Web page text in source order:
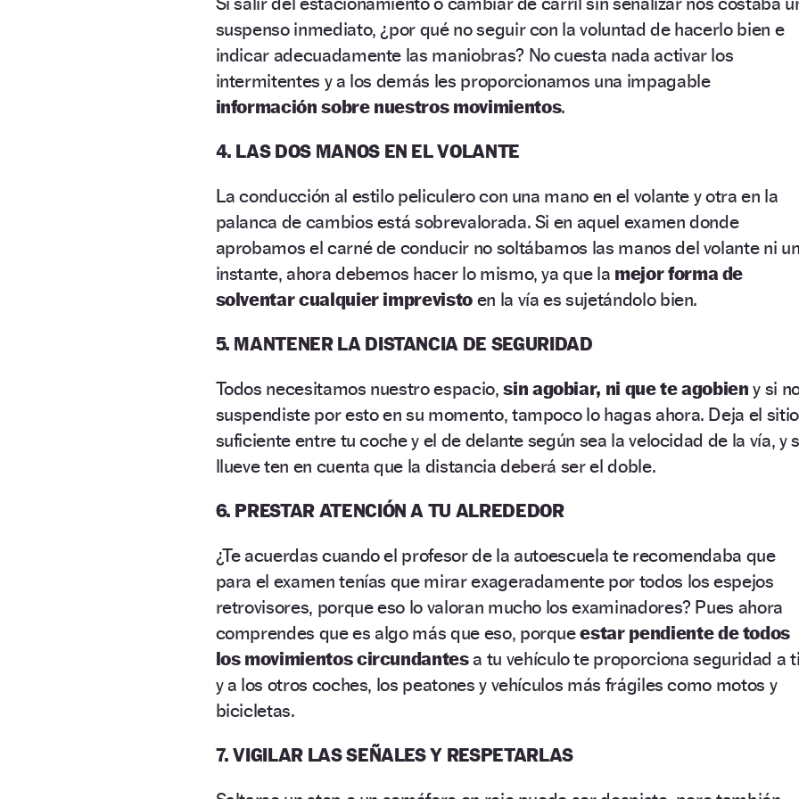
suspenso inmediato, ¿por qué no seguir con la voluntad de hacerlo bien e
indicar adecuadamente las maniobras? No cuesta nada activar los
intermitentes y a los demás les proporcionamos una impagable
información sobre nuestros movimientos.
4. LAS DOS MANOS EN EL VOLANTE
La conducción al estilo peliculero con una mano en el volante y otra en la
palanca de cambios está sobrevalorada. Si en aquel examen donde
aprobamos el carné de conducir no soltábamos las manos del volante ni un
instante, ahora debemos hacer lo mismo, ya que la mejor forma de
solventar cualquier imprevisto en la vía es sujetándolo bien.
5. MANTENER LA DISTANCIA DE SEGURIDAD
Todos necesitamos nuestro espacio,sin agobiar, ni que te agobien y si
suspendiste por esto en su momento, tampoco lo hagas ahora. Deja el sitio
suficiente entre tu coche y el de delante según sea la velocidad de la vía, y
llueve ten en cuenta que la distancia deberá ser el doble.
6. PRESTAR ATENCIÓN A TU ALREDEDOR
¿Te acuerdas cuando el profesor de la autoescuela te recomendaba que
para el examen tenías que mirar exageradamente por todos los espejos
retrovisores, porque eso lo valoran mucho los examinadores? Pues ahora
comprendes que es algo más que eso, porqueestar pendiente de todos
los movimientos circundantesa tu vehículo te proporciona seguridad a ti
y a los otros coches, los peatones y vehículos más frágiles como motos y
bicicletas.
7. VIGILAR LAS SEÑALES Y RESPETARLAS